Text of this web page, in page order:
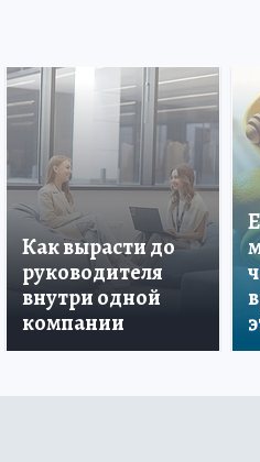
Как вырасти до
руководителя
внутри одной
компании